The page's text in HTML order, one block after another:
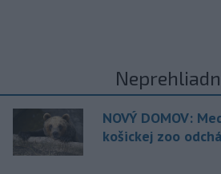
NOVÝ DOMOV:
košickej zoo